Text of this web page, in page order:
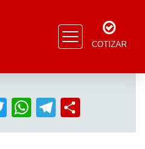
COTIZAR
TwitterWhatsApp
Telegram